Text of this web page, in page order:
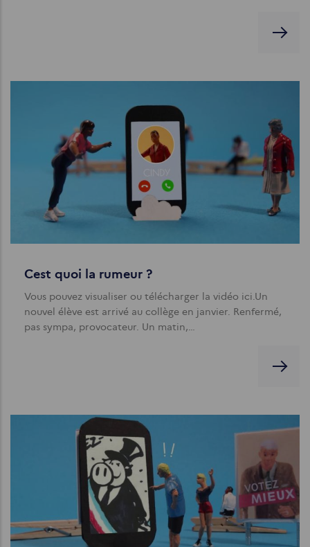
Cest quoi la rumeur ?
Vous pouvez visualiser ou télécharger la vidéo ici.Un
nouvel élève est arrivé au collège en janvier. Renfermé,
pas sympa, provocateur. Un matin,…